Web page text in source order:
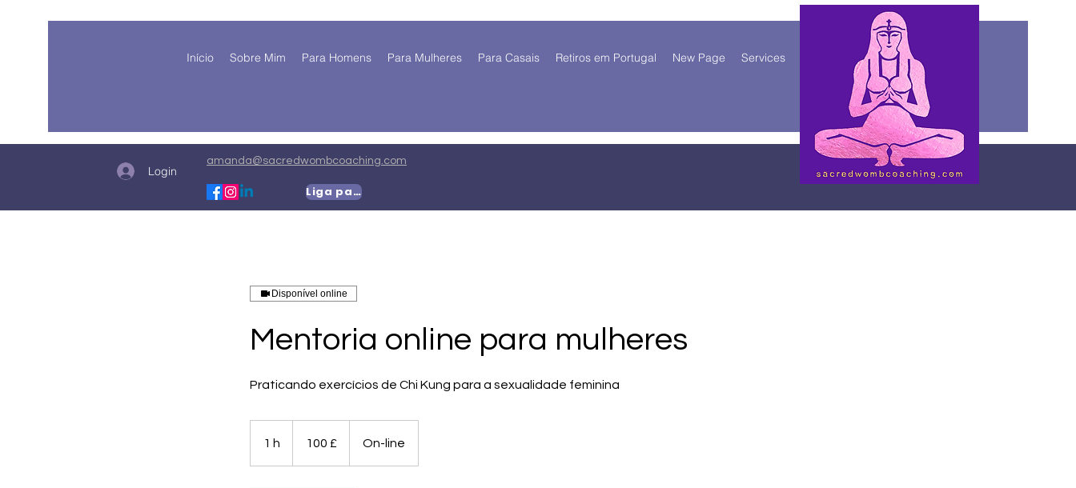
Início Sobre Mim Para Homens Para Mulheres Para Casais Retiros em Portugal New Page Services
Login
amanda@sacredwombcoaching.com
Liga para mim
Disponível online
Mentoria online para mulheres
Praticando exercícios de Chi Kung para a sexualidade feminina
1 h
esterlinas
100 £ On-line